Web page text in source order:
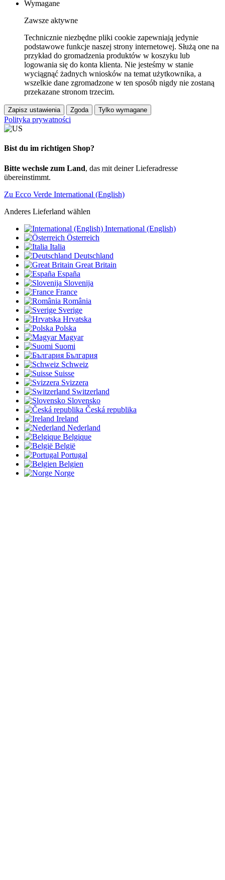
Wymagane
Zawsze aktywne
Technicznie niezbędne pliki cookie zapewniają jedynie
podstawowe funkcje naszej strony internetowej. Służą one na
przykład do gromadzenia produktów w koszyku lub
logowania się do konta klienta. Nie jesteśmy w stanie
wyciągnąć żadnych wniosków na temat użytkownika, a
wszelkie dane zgromadzone w ten sposób nigdy nie zostaną
przekazane stronom trzecim.
Zapisz ustawienia Zgoda Tylko wymagane
Polityka prywatności
Bist du im richtigen Shop?
Bitte wechsle zum Land, das mit deiner Lieferadresse
übereinstimmt.
Zu Ecco Verde International (English)
Anderes Lieferland wählen
International (English)
Österreich
Italia
Deutschland
Great Britain
España
Slovenija
France
România
Sverige
Hrvatska
Polska
Magyar
Suomi
България
Schweiz
Suisse
Svizzera
Switzerland
Slovensko
Česká republika
Ireland
Nederland
Belgique
België
Portugal
Belgien
Norge